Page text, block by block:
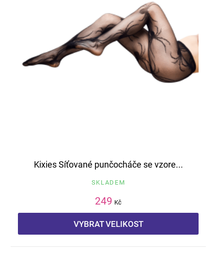
Kixies Síťované punčocháče se vzore...
SKLADEM
249 Kč
VYBRAT VELIKOST